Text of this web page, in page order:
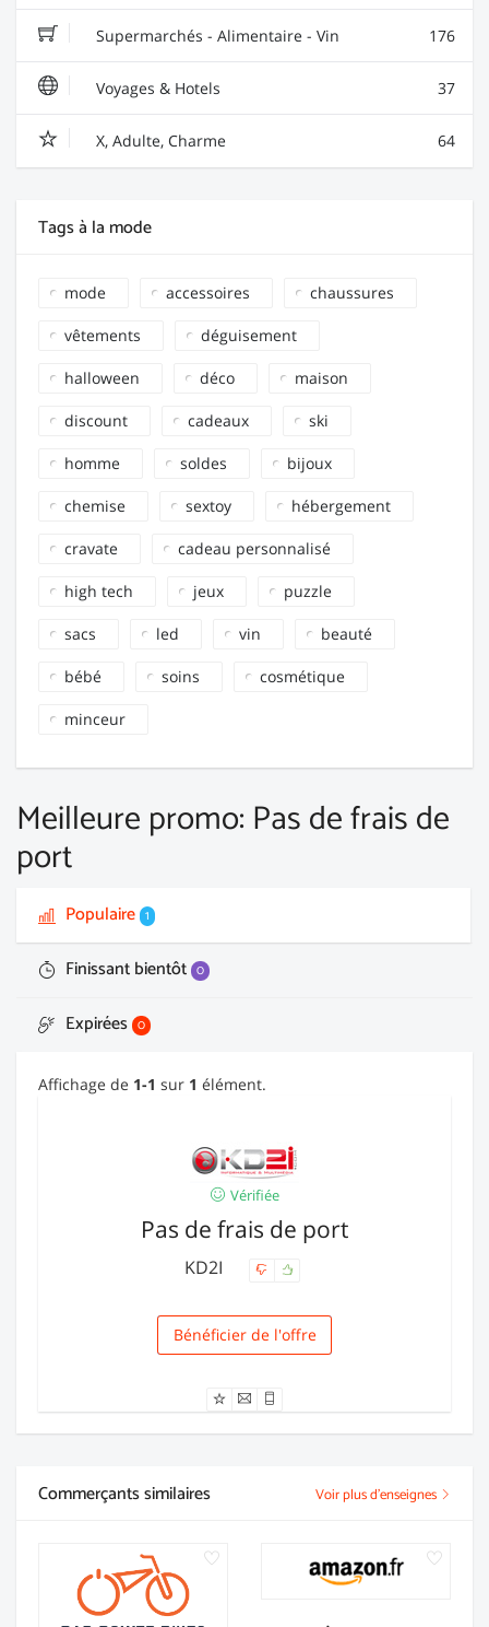
Supermarchés - Alimentaire - Vin 176
Voyages & Hotels 37
X, Adulte, Charme 64
Tags à la mode
mode accessoires chaussures
vêtements déguisement
halloween déco maison
discount cadeaux ski
homme soldes bijoux
chemise sextoy hébergement
cravate cadeau personnalisé
high tech jeux puzzle
sacs led vin beauté
bébé soins cosmétique
minceur
Meilleure promo: Pas de frais de
port
Populaire 1
Finissant bientôt 0
Expirées 0
Affichage de 1-1 sur 1 élément.
Vérifiée
Pas de frais de port
KD2I
Livraison
Bénéficier de l'offre
Commerçants similaires Voir plus d'enseignes